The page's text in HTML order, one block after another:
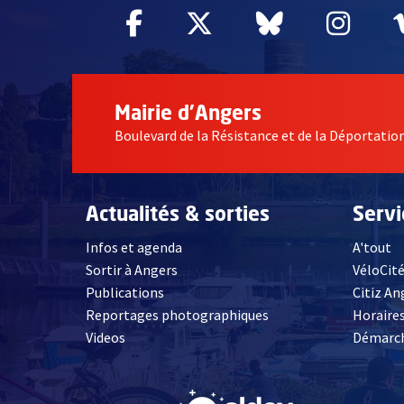
Facebook
, Ouvre une nouvelle
Twitter
, Ouvre une
Bluesky
, Ouvre
,
Mairie d'Angers
Boulevard de la Résistance et de la Déportation
Actualités & sorties
Infos et agenda
Sortir à Angers
Publications
Reportages photographiques
Videos, Ouvre une nouvelle fenêtre
A'tout
VéloCité
Citiz
, Ouvre une